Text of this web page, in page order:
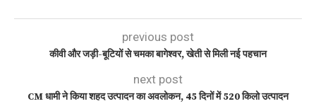
previous post
कीवी और जड़ी-बूटियों से चमका बागेश्वर, खेती से मिली नई पहचान
next post
CM धामी ने किया शहद उत्पादन का अवलोकन, 45 दिनों में 520 किलो उत्पादन